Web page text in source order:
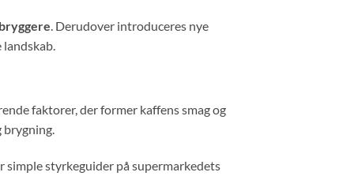
. Derudover introduceres nye
faktorer, der former kaffens smag og
brygning.
simple styrkeguider på supermarkedets